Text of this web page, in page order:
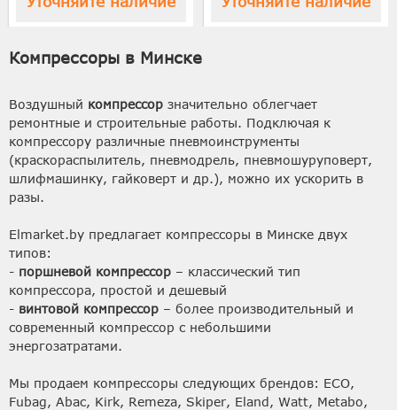
Компрессоры в Минске
Воздушный компрессор значительно облегчает
ремонтные и строительные работы. Подключая к
компрессору различные пневмоинструменты
(краскораспылитель, пневмодрель, пневмошуруповерт,
шлифмашинку, гайковерт и др.), можно их ускорить в
разы.
Elmarket.by предлагает компрессоры в Минске двух
типов:
- поршневой компрессор – классический тип
компрессора, простой и дешевый
- винтовой компрессор – более производительный и
современный компрессор с небольшими
энергозатратами.
Мы продаем компрессоры следующих брендов: ECO,
Fubag, Abac, Kirk, Remeza, Skiper, Eland, Watt, Metabo,